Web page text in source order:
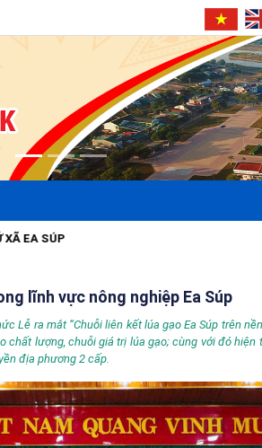
lĩnh vực nông nghiệp Ea Súp
Lễ ra mắt “Chuỗi liên kết lúa gạo Ea Súp trên
chất lượng, chuỗi giá trị lúa gạo; cùng với đó
địa phương 2 cấp.